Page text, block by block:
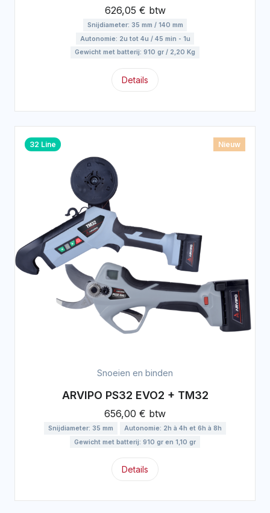
626,05 € btw
Snijdiameter: 35 mm / 140 mm
Autonomie: 2u tot 4u / 45 min - 1u
Gewicht met batterij: 910 gr / 2,20 Kg
Details
32 Line Nieuw
Snoeien en binden
ARVIPO PS32 EVO2 + TM32
656,00 € btw
Snijdiameter: 35 mm
Autonomie: 2h à 4h et 6h à 8h
Gewicht met batterij: 910 gr en 1,10 gr
Details